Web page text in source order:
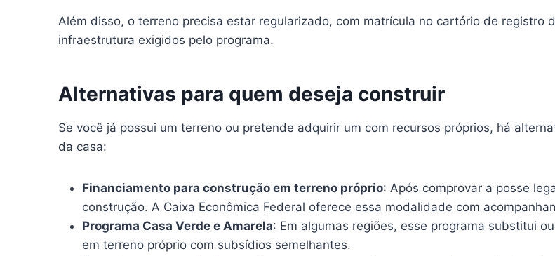
Além disso, o terreno precisa estar regularizado, com matrícula no cartório de registro
infraestrutura exigidos pelo programa.
Alternativas para quem deseja construir
Se você já possui um terreno ou pretende adquirir um com recursos próprios, há
da casa:
Financiamento para construção em terreno próprio: Após comprovar a posse
construção. A Caixa Econômica Federal oferece essa modalidade com
Programa Casa Verde e Amarela: Em algumas regiões, esse programa substitui
em terreno próprio com subsídios semelhantes.